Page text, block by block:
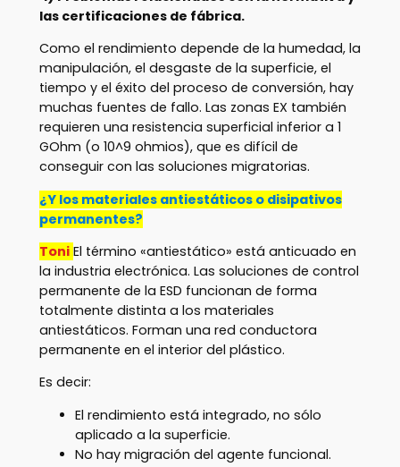
las certificaciones de fábrica.
Como el rendimiento depende de la humedad, la
manipulación, el desgaste de la superficie, el
tiempo y el éxito del proceso de conversión, hay
muchas fuentes de fallo. Las zonas EX también
requieren una resistencia superficial inferior a 1
GOhm (o 10^9 ohmios), que es difícil de
conseguir con las soluciones migratorias.
¿Y los materiales antiestáticos o disipativos
permanentes?
Toni El término «antiestático» está anticuado en
la industria electrónica. Las soluciones de control
permanente de la ESD funcionan de forma
totalmente distinta a los materiales
antiestáticos. Forman una red conductora
permanente en el interior del plástico.
Es decir:
El rendimiento está integrado, no sólo
aplicado a la superficie.
No hay migración del agente funcional.